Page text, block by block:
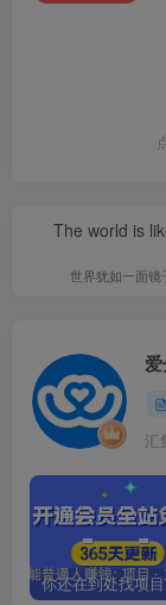
The world is
世界犹如一面
汇